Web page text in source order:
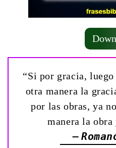
“Si por gracia,
otra manera la
por las obras, ya
manera la obra
—